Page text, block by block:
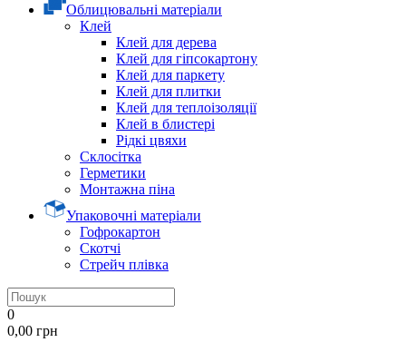
Облицювальні матеріали
Клей
Клей для дерева
Клей для гіпсокартону
Клей для паркету
Клей для плитки
Клей для теплоізоляції
Клей в блистері
Рідкі цвяхи
Склосітка
Герметики
Монтажна піна
Упаковочні матеріали
Гофрокартон
Скотчі
Стрейч плівка
0
0,00 грн